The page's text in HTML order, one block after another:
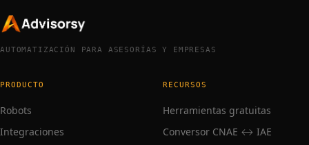
AUTOMATIZACIÓN PARA ASESORÍAS Y EMPRESAS
PRODUCTO
Robots
Integraciones
RECURSOS
Herramientas gratuitas
Conversor CNAE ↔ IAE